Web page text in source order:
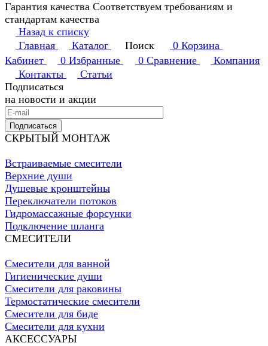
Гарантия качества Соответствуем требованиям и
стандартам качества
Назад к списку
Главная
Каталог Поиск 0 Корзина
Кабинет
0 Избранные 0 Сравнение
Компания
Контакты
Статьи
Подписаться
на новости и акции
Подписаться
СКРЫТЫЙ МОНТАЖ
Встраиваемые смесители
Верхние души
Душевые кронштейны
Переключатели потоков
Гидромассажные форсунки
Подключение шланга
СМЕСИТЕЛИ
Смесители для ванной
Гигиенические души
Смесители для раковины
Термостатические смесители
Смесители для биде
Смесители для кухни
АКСЕССУАРЫ